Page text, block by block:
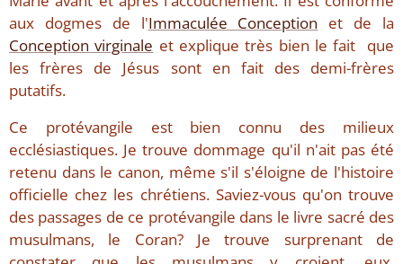
aux dogmes de l'Immaculée Conception et de la
Conception virginale et explique très bien le fait que
les frères de Jésus sont en fait des demi-frères
putatifs.
Ce protévangile est bien connu des milieux
ecclésiastiques. Je trouve dommage qu'il n'ait pas été
retenu dans le canon, même s'il s'éloigne de l'histoire
officielle chez les chrétiens. Saviez-vous qu'on trouve
des passages de ce protévangile dans le livre sacré des
musulmans, le Coran? Je trouve surprenant de